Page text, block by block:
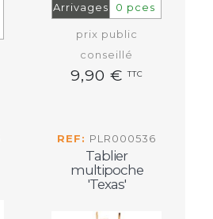
Arrivages
0 pces
prix public
conseillé
9,90 €TTC
REF: PLR000536
Tablier
multipoche
'Texas'